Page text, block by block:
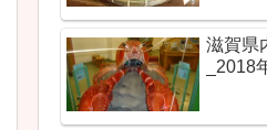
滋賀県
_2018